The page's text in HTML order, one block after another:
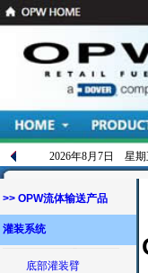
2026年8月7日 星期
>> OPW流体输送产品
灌装系统
底部灌装臂